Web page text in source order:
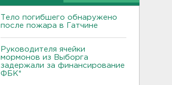
Тело погибшего обнаружено
после пожара в Гатчине
Руководителя ячейки
мормонов из Выборга
задержали за финансирование
ФБК*